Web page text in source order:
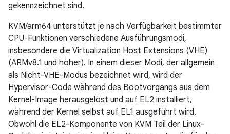
gekennzeichnet sind.
KVM/arm64 unterstützt je nach Verfügbarkeit bestimmter
CPU-Funktionen verschiedene Ausführungsmodi,
insbesondere die Virtualization Host Extensions (VHE)
(ARMv8.1 und höher). In einem dieser Modi, der allgemein
als Nicht-VHE-Modus bezeichnet wird, wird der
Hypervisor-Code während des Bootvorgangs aus dem
Kernel-Image herausgelöst und auf EL2 installiert,
während der Kernel selbst auf EL1 ausgeführt wird.
Obwohl die EL2-Komponente von KVM Teil der Linux-